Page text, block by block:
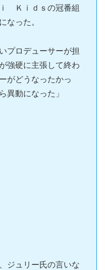
ｉ Ｋｉｄｓの冠番組
なった。
プロデューサーが担
強硬に主張して終わ
がどうなったかっ
動になった」
ジュリー氏の言いな